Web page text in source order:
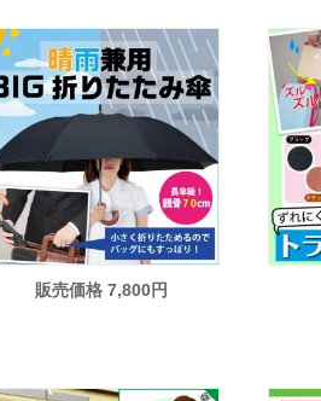
販売価格 7,800円